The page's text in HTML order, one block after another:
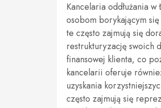
Kancelaria oddłużania
osobom borykającym
te często zajmują się
restrukturyzację swoich
finansowej klienta, co
kancelarii oferuje
uzyskania
często zajmują się